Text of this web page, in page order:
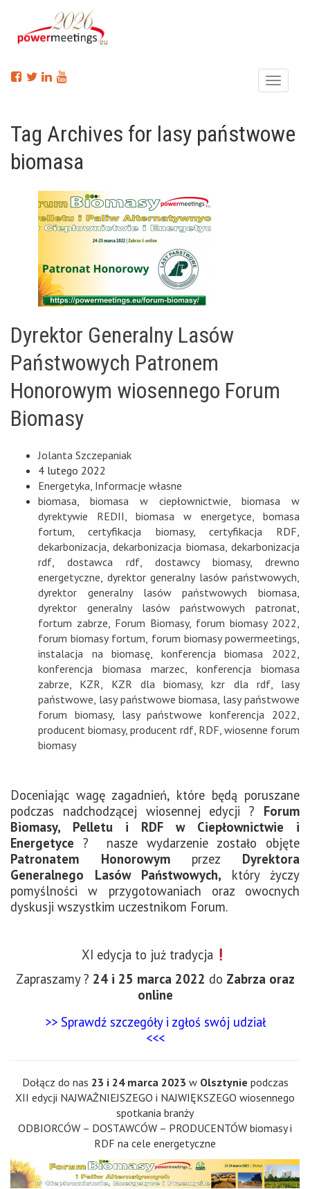
Menu
Tag Archives for lasy państwowe
biomasa
Dyrektor Generalny Lasów
Państwowych Patronem
Honorowym wiosennego Forum
Biomasy
Jolanta Szczepaniak
4 lutego 2022
Energetyka Informacje własne
biomasa
biomasa w ciepłownictwie
biomasa w
dyrektywie REDII
biomasa w energetyce
bomasa
fortum ,certyfikacja biomasy, certyfikacja RDF
dekarbonizacja ,dekarbonizacja biomasa ,dekarbonizacja
rdf
dostawca rdf dostawcy biomasy, drewno
energetyczne dyrektor generalny lasów państwowych
dyrektor generalny lasów państwowych biomasa
dyrektor generalny lasów państwowych patronat
fortum zabrze Forum Biomasy, forum biomasy 2022
forum biomasy fortum forum biomasy powermeetings
instalacja na biomasę
konferencja biomasa 2022
konferencja biomasa marzec
konferencja biomasa
zabrze
KZR KZR dla biomasy,kzr dla rdf, lasy
państwowe lasy państwowe biomasa lasy państwowe
forum biomasy, lasy państwowe konferencja 2022
producent biomasy, producent rdf RDF wiosenne forum
biomasy
Doceniając wagę zagadnień, które będą poruszane
podczas nadchodzącej wiosennej edycji ? Forum
Biomasy, Pelletu i RDF w Ciepłownictwie i
Energetyce ?
nasze wydarzenie zostało objęte
Patronatem Honorowymprzez Dyrektora
Generalnego Lasów Państwowych, który życzy
pomyślności w przygotowaniach oraz owocnych
dyskusji wszystkim uczestnikom Forum.
XI edycja to już tradycja
Zapraszamy ? 24 i 25 marca 2022 do Zabrza oraz
online
>> Sprawdź szczegóły i zgłoś swój udział
<<<
Dołącz do nas 23 i 24 marca 2023 w Olsztynie podczas
XII edycji NAJWAŻNIEJSZEGO i NAJWIĘKSZEGO wiosennego
spotkania branży
ODBIORCÓW – DOSTAWCÓW – PRODUCENTÓW biomasy i
RDF na cele energetyczne